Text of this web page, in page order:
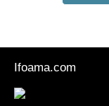
Ifoama.com